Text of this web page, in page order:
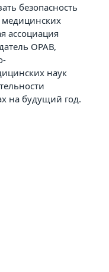
безопасность
ассоциация
ОРАВ,
наук
на будущий год.